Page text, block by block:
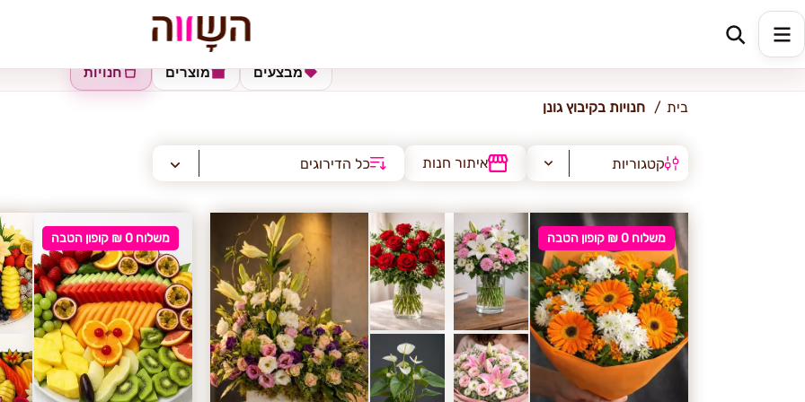
קיבוץ גונן
חנויות מוצרים מבצעים
בית חנויות בקיבוץ גונן
קטגוריות איתור חנות כל הדירוגים
משלוח 0 ₪ קופון הטבה משלוח 0 ₪ קופון הטבה